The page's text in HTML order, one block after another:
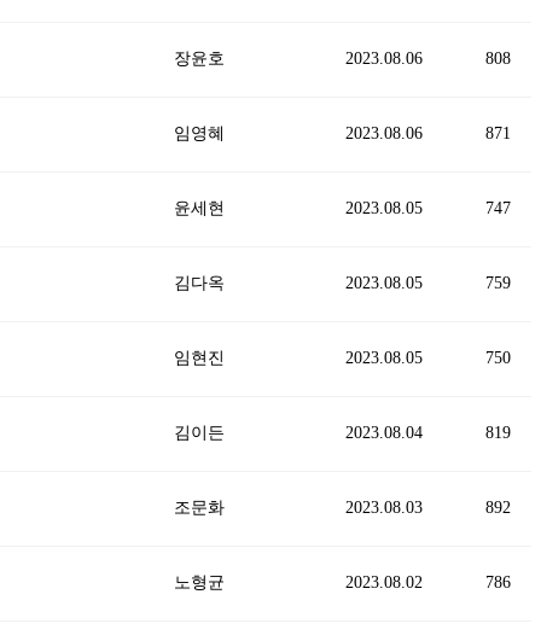
장윤호 2023.08.06 808
임영혜 2023.08.06 871
윤세현 2023.08.05 747
김다옥 2023.08.05 759
임현진 2023.08.05 750
김이든 2023.08.04 819
조문화 2023.08.03 892
노형균 2023.08.02 786